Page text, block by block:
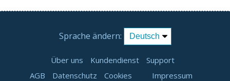
Sprache ändern:
Über uns Kundendienst
Support
AGB
Datenschutz Cookies Impressum